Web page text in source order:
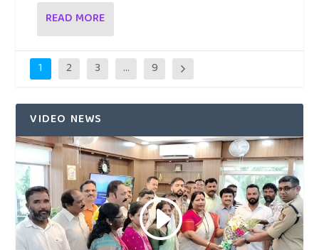
READ MORE
1 2 3 … 9
VIDEO NEWS